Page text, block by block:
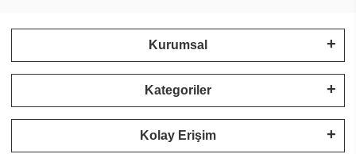
Kurumsal
Kategoriler
Kolay Erişim